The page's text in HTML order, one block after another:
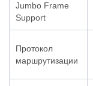
Jumbo Frame
Support
Протокол
маршрутизации